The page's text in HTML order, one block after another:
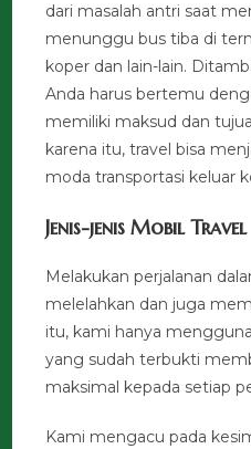
dari masalah antri saat
menunggu bus tiba di
koper dan lain-lain.
Anda harus bertemu
memiliki maksud dan
karena itu, travel bisa
moda transportasi keluar
Jenis-jenis Mobil Travel
Melakukan perjalanan
melelahkan dan juga
itu, kami hanya
yang sudah terbukti
maksimal kepada setiap
Kami mengacu pada